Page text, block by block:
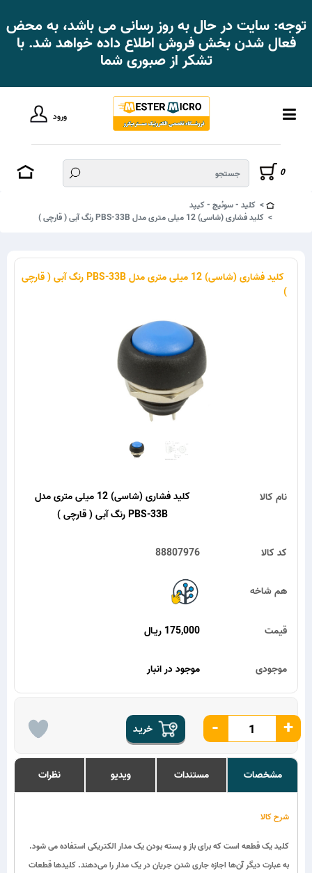
توجه: سایت در حال به روز رسانی می باشد، به محض
فعال شدن بخش فروش اطلاع داده خواهد شد. با
تشکر از صبوری شما
ورود
0
کلید - سوئیچ - کیپد
کلید فشاری (شاسی) 12 میلی متری مدل PBS-33B رنگ آبی ( قارچی )
کلید فشاری (شاسی) 12 میلی متری مدل PBS-33B رنگ آبی ( قارچی
)
کلید فشاری (شاسی) 12 میلی متری مدل
PBS-33B رنگ آبی ( قارچی )
نام کالا
88807976 کد کالا
هم شاخه
175,000 ریـال قیمت
موجود در انبار موجودی
خریـد - +
مشخصات مستندات ویدیو نظرات
شرح کالا
کلید یک قطعه است که برای باز و بسته بودن یک مدار الکتریکی استفاده می شود.
به عبارت دیگر آن‌ها اجازه جاری شدن جریان در یک مدار را می‌دهند. کلیدها قطعات